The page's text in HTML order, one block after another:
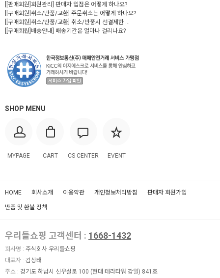
[[판매회원]회원관리] 판매자 입점은 어떻게 하나요?
[[구매회원]취소/반품/교환] 주문취소는 어떻게 하나요?
[[구매회원]취소/반품/교환] 취소/반품시 선결제한 ...
[[구매회원]배송안내] 배송기간은 얼마나 걸리나요?
SHOP MENU
MYPAGE CART CS CENTER EVENT
HOME 회사소개 이용약관 개인정보처리방침 판매자 회원가입
반품 및 환불 정책
우리들쇼핑 고객센터 : 1668-1432
회사명 : 주식회사 우리들쇼핑
대표자 : 김상태
주소 : 경기도 하남시 신우실로 100 (현대 테라타워 감일) 841호